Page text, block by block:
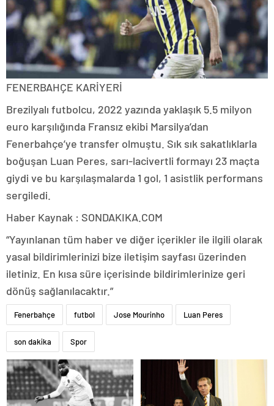
FENERBAHÇE KARİYERİ
Brezilyalı futbolcu, 2022 yazında yaklaşık 5.5 milyon
euro karşılığında Fransız ekibi Marsilya’dan
Fenerbahçe’ye transfer olmuştu. Sık sık sakatlıklarla
boğuşan Luan Peres, sarı-lacivertli formayı 23 maçta
giydi ve bu karşılaşmalarda 1 gol, 1 asistlik performans
sergiledi.
Haber Kaynak : SONDAKIKA.COM
“Yayınlanan tüm haber ve diğer içerikler ile ilgili olarak
yasal bildirimlerinizi bize iletişim sayfası üzerinden
iletiniz. En kısa süre içerisinde bildirimlerinize geri
dönüş sağlanılacaktır.”
Fenerbahçe futbol Jose Mourinho Luan Peres
son dakika Spor